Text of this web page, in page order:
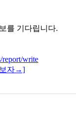
를 기다립니다.
report/write
보자→]